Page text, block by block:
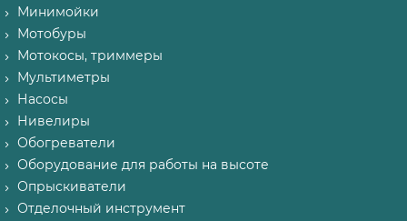
Минимойки
Мотобуры
Мотокосы, триммеры
Мультиметры
Насосы
Нивелиры
Обогреватели
Оборудование для работы на высоте
Опрыскиватели
Отделочный инструмент